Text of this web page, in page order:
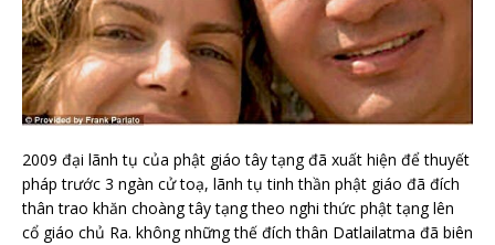
2009 đại lãnh tụ của phật giáo tây tạng đã xuất hiện để thuyết
pháp trước 3 ngàn cử toạ, lãnh tụ tinh thần phật giáo đã đích
thân trao khăn choàng tây tạng theo nghi thức phật tạng lên
cổ giáo chủ Ra. không những thế đích thân Datlailatma đã biên